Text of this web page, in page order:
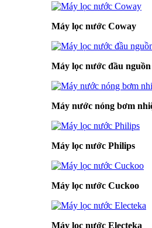
Máy lọc nước Coway
Máy lọc nước đầu
Máy nước nóng bơm
Máy lọc nước Philips
Máy lọc nước Cuckoo
Máy lọc nước Electeka